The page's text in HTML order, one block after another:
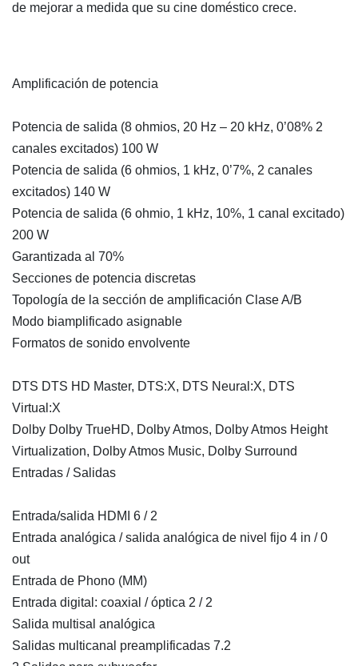
de mejorar a medida que su cine doméstico crece.
Amplificación de potencia
Potencia de salida (8 ohmios, 20 Hz – 20 kHz, 0’08% 2
canales excitados) 100 W
Potencia de salida (6 ohmios, 1 kHz, 0’7%, 2 canales
excitados) 140 W
Potencia de salida (6 ohmio, 1 kHz, 10%, 1 canal excitado)
200 W
Garantizada al 70%
Secciones de potencia discretas
Topología de la sección de amplificación Clase A/B
Modo biamplificado asignable
Formatos de sonido envolvente
DTS DTS HD Master, DTS:X, DTS Neural:X, DTS
Virtual:X
Dolby Dolby TrueHD, Dolby Atmos, Dolby Atmos Height
Virtualization, Dolby Atmos Music, Dolby Surround
Entradas / Salidas
Entrada/salida HDMI 6 / 2
Entrada analógica / salida analógica de nivel fijo 4 in / 0
out
Entrada de Phono (MM)
Entrada digital: coaxial / óptica 2 / 2
Salida multisal analógica
Salidas multicanal preamplificadas 7.2